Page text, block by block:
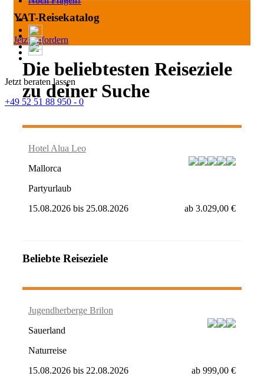
Jetzt beraten lassen
+49 52 51 88 950 - 0
YAT-Reisekatalog
Jetzt anfordern
Die beliebtesten Reiseziele
zu deiner Suche
Hotel Alua Leo
Mallorca
Partyurlaub
15.08.2026 bis 25.08.2026 ab 3.029,00 €
Beliebte Reiseziele
Jugendherberge Brilon
Sauerland
Naturreise
15.08.2026 bis 22.08.2026 ab 999,00 €